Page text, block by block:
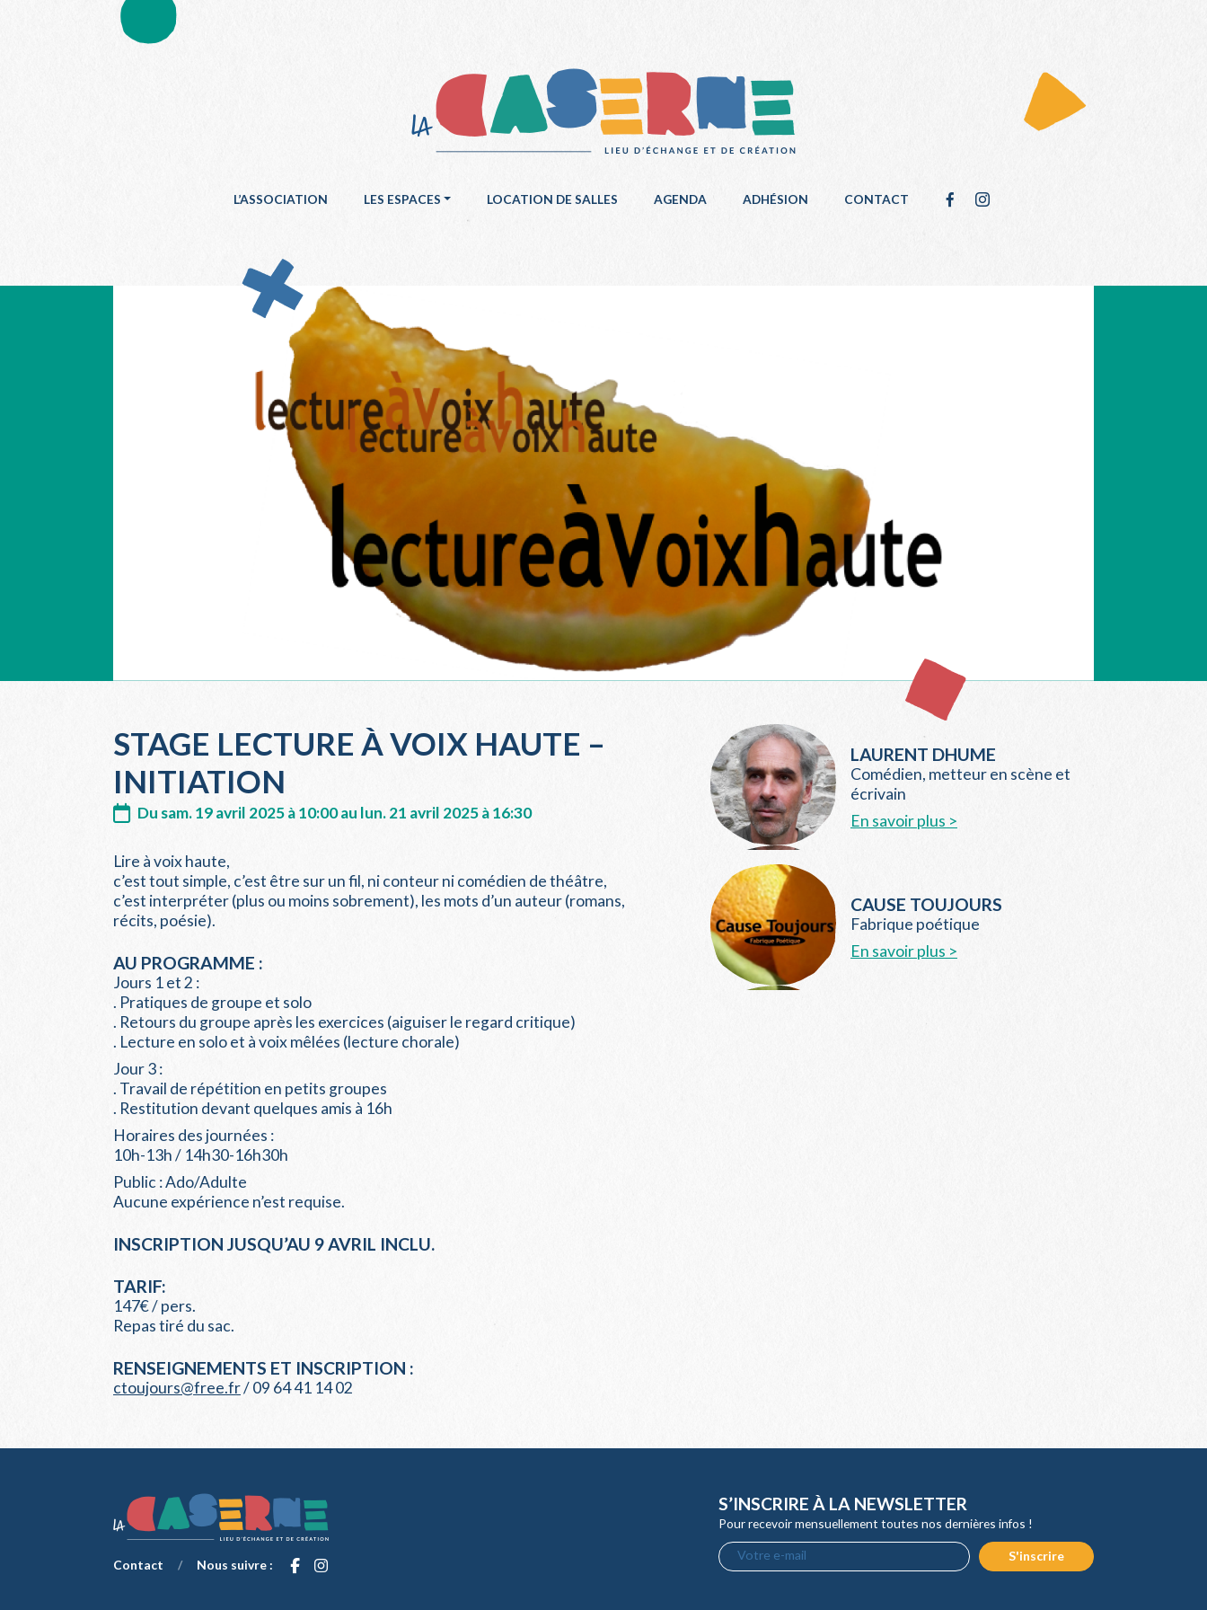
L’ASSOCIATION LES ESPACES LOCATION DE SALLES AGENDA ADHÉSION CONTACT
STAGE LECTURE À VOIX HAUTE –
INITIATION
Du sam. 19 avril 2025 à 10:00 au lun. 21 avril 2025 à 16:30
Lire à voix haute,
c’est tout simple, c’est être sur un fil, ni conteur ni comédien de théâtre,
c’est interpréter (plus ou moins sobrement), les mots d’un auteur (romans,
récits, poésie).
AU PROGRAMME :
Jours 1 et 2 :
. Pratiques de groupe et solo
. Retours du groupe après les exercices (aiguiser le regard critique)
. Lecture en solo et à voix mêlées (lecture chorale)
Jour 3 :
. Travail de répétition en petits groupes
. Restitution devant quelques amis à 16h
Horaires des journées :
10h-13h / 14h30-16h30h
Public : Ado/Adulte
Aucune expérience n’est requise.
INSCRIPTION JUSQU’AU 9 AVRIL INCLU.
TARIF:
147€ / pers.
Repas tiré du sac.
RENSEIGNEMENTS ET INSCRIPTION :
ctoujours@free.fr/ 09 64 41 14 02
LAURENT DHUME
Comédien, metteur en scène et
écrivain
En savoir plus >
CAUSE TOUJOURS
Fabrique poétique
En savoir plus >
Contact / Nous suivre :
S’INSCRIRE À LA NEWSLETTER
Pour recevoir mensuellement toutes nos dernières infos !
Votre e-mail S'inscrire